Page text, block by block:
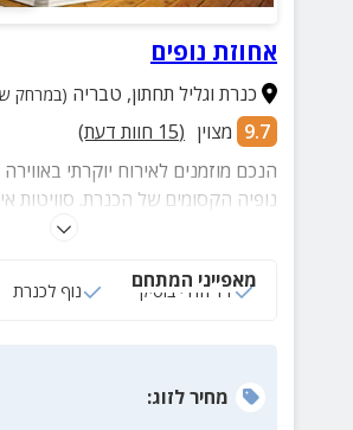
אחוזת נופים
כנרת וגליל תחתון, טבריה (במרחק של 28.6
9.7 מצוין (
15 חוות דעת)
הנכם מוזמנים לאירוח יוקרתי
נופיה הקסומים של הכנרת. סוויטות
בשבילכם. מושלם לאירוח זוגות,
מאפייני המתחם
11 חדרי בוטיק נוף לכנרת
מחירלזוג: